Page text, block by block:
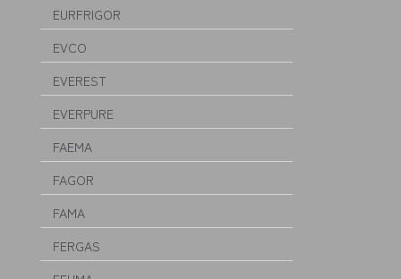
EURFRIGOR
EVCO
EVEREST
EVERPURE
FAEMA
FAGOR
FAMA
FERGAS